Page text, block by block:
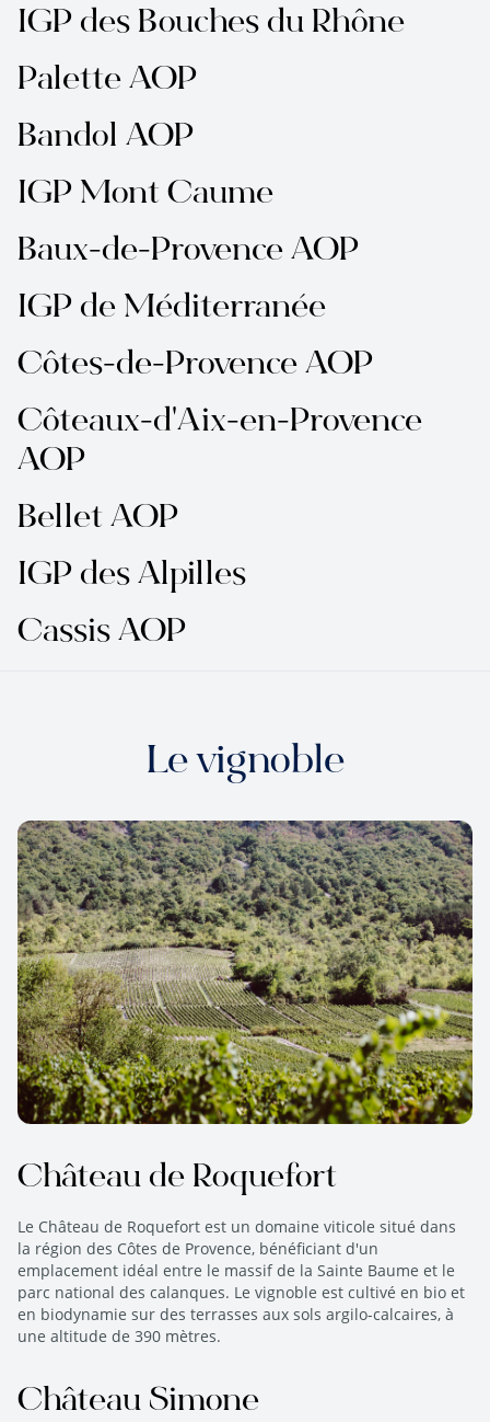
IGP des Bouches du Rhône
Palette AOP
Bandol AOP
IGP Mont Caume
Baux-de-Provence AOP
IGP de Méditerranée
Côtes-de-Provence AOP
Côteaux-d'Aix-en-Provence
AOP
Bellet AOP
IGP des Alpilles
Cassis AOP
Le vignoble
Château de Roquefort
Le Château de Roquefort est un domaine viticole situé dans
la région des Côtes de Provence, bénéficiant d'un
emplacement idéal entre le massif de la Sainte Baume et le
parc national des calanques. Le vignoble est cultivé en bio et
en biodynamie sur des terrasses aux sols argilo-calcaires, à
une altitude de 390 mètres.
Château Simone